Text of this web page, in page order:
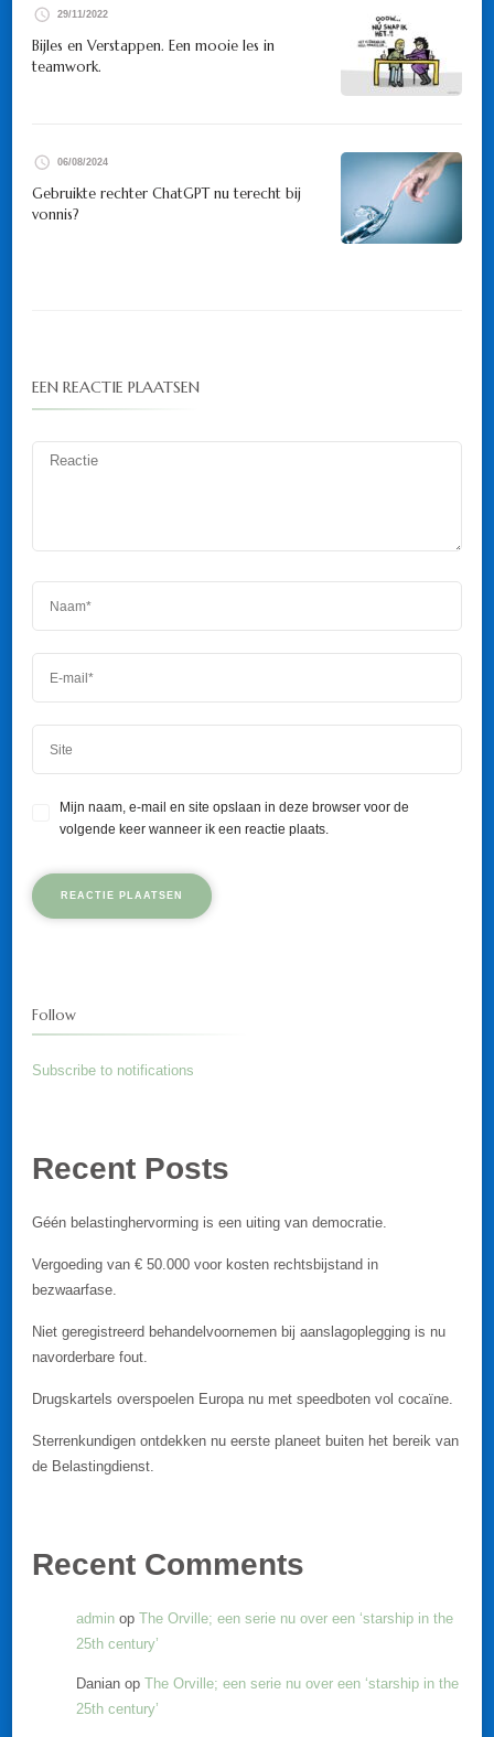
29/11/2022
Bijles en Verstappen. Een mooie les in
teamwork.
06/08/2024
Gebruikte rechter ChatGPT nu terecht bij
vonnis?
EEN REACTIE PLAATSEN
Mijn naam, e-mail en site opslaan in deze browser voor de
volgende keer wanneer ik een reactie plaats.
Follow
Subscribe to notifications
Recent Posts
Géén belastinghervorming is een uiting van democratie.
Vergoeding van € 50.000 voor kosten rechtsbijstand in
bezwaarfase.
Niet geregistreerd behandelvoornemen bij aanslagoplegging is nu
navorderbare fout.
Drugskartels overspoelen Europa nu met speedboten vol cocaïne.
Sterrenkundigen ontdekken nu eerste planeet buiten het bereik van
de Belastingdienst.
Recent Comments
admin op The Orville; een serie nu over een ‘starship in the
25th century’
Danian op The Orville; een serie nu over een ‘starship in the
25th century’